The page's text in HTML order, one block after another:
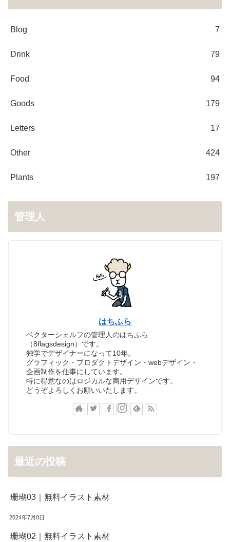
Blog 7
Drink 79
Food 94
Goods 179
Letters 17
Other 424
Plants 197
管理人
はちふら
ベクターシェルフの管理人のはちふら
（8flagsdesign）です。
独学でデザイナーになって10年。
グラフィック・プロダクトデザイン・webデザイン・
企画制作を仕事にしています。
特に得意なのはロジカルな商用デザインです。
どうぞよろしくお願いいたします。
最近の投稿
珊瑚03｜無料イラスト素材
2024年7月8日
珊瑚02｜無料イラスト素材